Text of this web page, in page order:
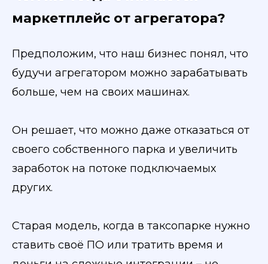
маркетплейс от агрегатора?
Предположим, что наш бизнес понял, что
будучи агрегатором можно зарабатывать
больше, чем на своих машинах.
Он решает, что можно даже отказаться от
своего собственного парка и увеличить
заработок на потоке подключаемых
других.
Старая модель, когда в таксопарке нужно
ставить своё ПО или тратить время и